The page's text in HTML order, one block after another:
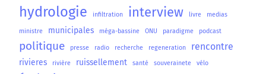
hydrologie infiltration interview livre medias
ministre municipales méga-bassine ONU paradigme podcast
politique presse radio recherche regeneration rencontre
rivieres rivière ruissellement santé souverainete vélo